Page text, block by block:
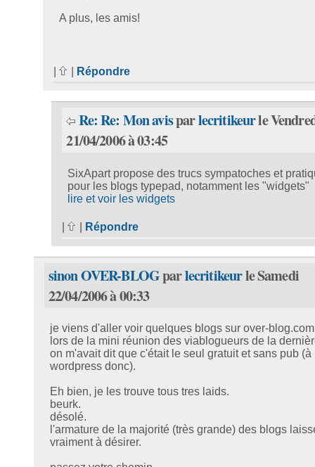
A plus, les amis!
Répondre
Re: Re: Mon avisparlecritikeurle
21/04/2006 à 03:45
SixApart propose des trucs sympatoches et
pour les blogs typepad, notamment les "widgets"
lire et voir les widgets
| Répondre
sinon OVER-BLOGparlecritikeurle Samedi
22/04/2006 à 00:33
je viens d'aller voir quelques blogs sur over-
lors de la mini réunion des viablogueurs de la
on m'avait dit que c'était le seul gratuit et sans pub (à
wordpress donc).
Eh bien, je les trouve tous tres laids.
beurk.
désolé.
l'armature de la majorité (très grande) des blogs
vraiment à désirer.